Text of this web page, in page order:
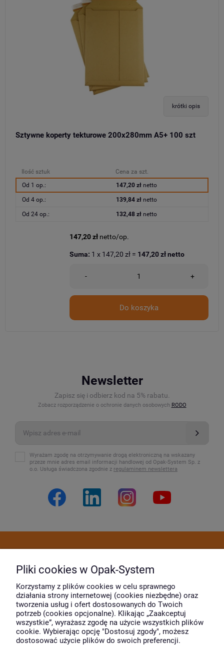
krótki opis
Sztywne koperty tekturowe 200x280mm A5+ 100 szt
Ilość sztuk
Cena za szt.
Od 1 op.:
147,20 złnetto
Od 4 op.: 139,84 złnetto
Od 24 op.: 132,48 złnetto
147,20 zł netto/op.
- +
Do koszyka
Suma: 1 x 147,20 zł = 147,20 złnetto
Newsletter
Zapisz się i odbierz kod na 5% rabatu.
Zobacz rozporządzenie o ochronie danych osobowych RODO
Wyrażam zgodę na otrzymywanie drogą elektroniczną na wskazany
przeze mnie adres email informacji handlowej od Opak-System Sp. z
o.o. Usługa świadczona zgodnie z regulaminem newslettera
Moje konto
O firmie
Pliki cookies w Opak-System
Korzystamy z plików cookies w celu sprawnego
działania strony internetowej (cookies niezbędne) oraz
tworzenia usług i ofert dostosowanych do Twoich
potrzeb (cookies opcjonalne). Klikając „Zaakceptuj
wszystkie”, wyrażasz zgodę na użycie wszystkich plików
cookie. Wybierając opcję "Dostosuj zgody", możesz
dostosować użycie plików do swoich preferencji.